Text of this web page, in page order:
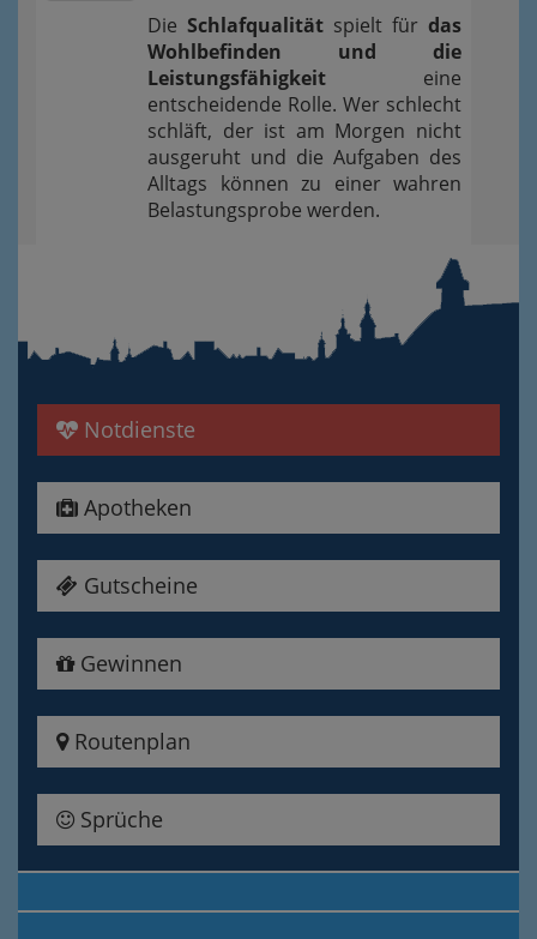
Die Schlafqualität spielt für das
Wohlbefinden und die
Leistungsfähigkeit eine
entscheidende Rolle. Wer schlecht
schläft, der ist am Morgen nicht
ausgeruht und die Aufgaben des
Alltags können zu einer wahren
Belastungsprobe werden.
Notdienste
Apotheken
Gutscheine
Gewinnen
Routenplan
Sprüche